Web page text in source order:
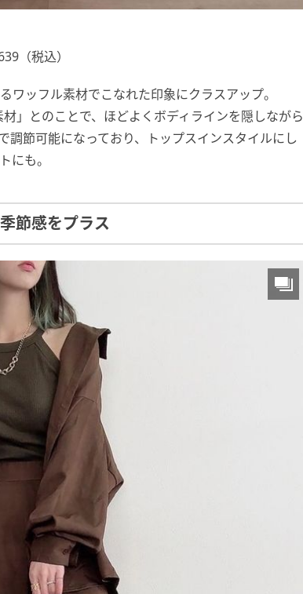
（税込）
ッフル素材でこなれた印象にクラスアップ。
」とのことで、ほどよくボディラインを隠しながら
調節可能になっており、トップスインスタイルにし
にも。
節感をプラス